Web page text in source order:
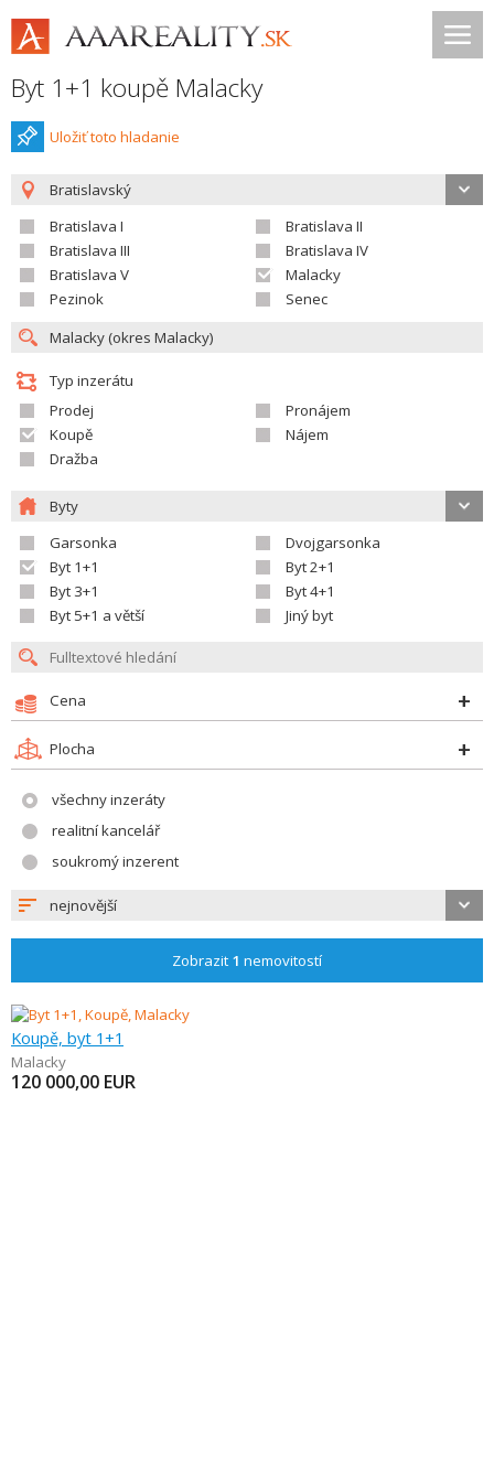
Byt 1+1 koupě Malacky
Uložiť toto hladanie
Bratislavský
Bratislava I
Bratislava II
Bratislava III
Bratislava IV
Bratislava V
Malacky
Pezinok
Senec
Typ inzerátu
Prodej
Pronájem
Koupě
Nájem
Dražba
Byty
Garsonka
Dvojgarsonka
Byt 1+1
Byt 2+1
Byt 3+1
Byt 4+1
Byt 5+1 a větší
Jiný byt
Cena
Plocha
všechny inzeráty
realitní kancelář
soukromý inzerent
nejnovější
Zobrazit 1 nemovitostí
Koupě, byt 1+1
Malacky
120 000,00 EUR